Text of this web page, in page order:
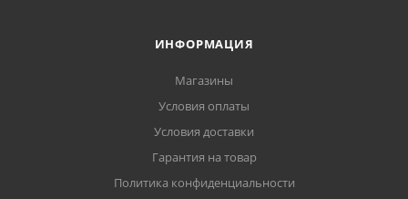
ИНФОРМАЦИЯ
Магазины
Условия оплаты
Условия доставки
Гарантия на товар
Политика конфиденциальности